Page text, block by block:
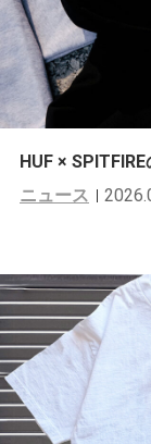
HUF ×
ニュース